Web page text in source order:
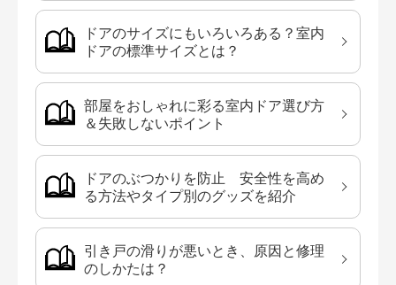
ドアのサイズにもいろいろある？室内
ドアの標準サイズとは？
部屋をおしゃれに彩る室内ドア選び方
＆失敗しないポイント
ドアのぶつかりを防止 安全性を高め
る方法やタイプ別のグッズを紹介
引き戸の滑りが悪いとき、原因と修理
のしかたは？